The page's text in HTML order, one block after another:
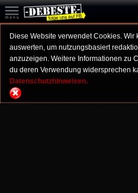
Diese Website verwendet Cookies.
auswerten, um nutzungsbasiert
anzuzeigen. Weitere Informationen zu
du deren Verwendung widersprechen
Datenschutzhinweisen.